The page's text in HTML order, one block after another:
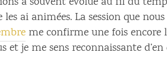
ai animées. La session que nous
me confirme une fois encore
et je me sens reconnaissante